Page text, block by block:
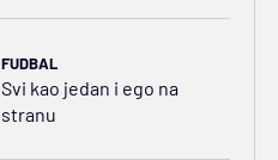
FUDBAL
Svi kao jedan i ego na
stranu